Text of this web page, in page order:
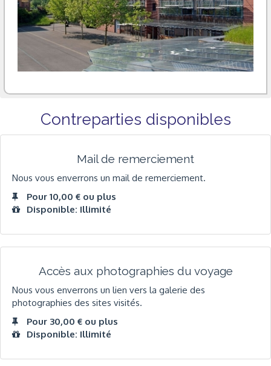
Contreparties disponibles
Mail de remerciement
Nous vous enverrons un mail de remerciement.
Pour 10,00 € ou plus
Disponible: Illimité
Accès aux photographies du voyage
Nous vous enverrons un lien vers la galerie des
photographies des sites visités.
Pour 30,00 € ou plus
Disponible: Illimité